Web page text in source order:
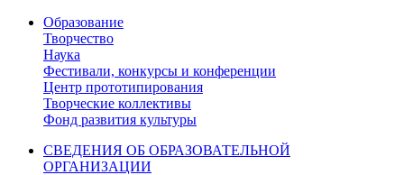
Образование
Творчество
Наука
Фестивали, конкурсы и конференции
Центр прототипирования
Творческие коллективы
Фонд развития культуры
СВЕДЕНИЯ ОБ ОБРАЗОВАТЕЛЬНОЙ
ОРГАНИЗАЦИИ